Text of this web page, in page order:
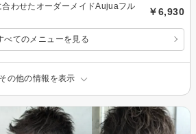
合わせたオーダーメイドAujuaフル
￥6,930
べてのメニューを見る
その他の情報を表示